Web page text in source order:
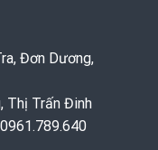
Đơn Dương,
Thị Trấn Đinh